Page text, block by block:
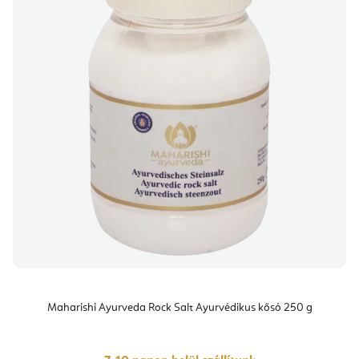
Maharishi Ayurveda Rock Salt Ayurvédikus kősó 250 g